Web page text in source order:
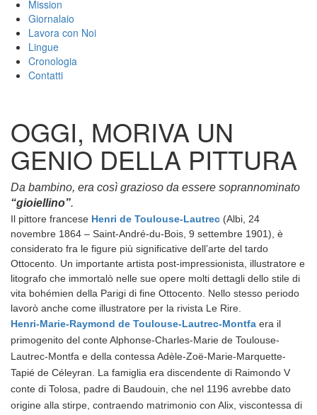
Mission
Giornalaio
Lavora con Noi
Lingue
Cronologia
Contatti
OGGI, MORIVA UN
GENIO DELLA PITTURA
Da bambino, era così grazioso da essere soprannominato
“gioiellino”.
Il pittore francese Henri de Toulouse-Lautrec (Albi, 24
novembre 1864 – Saint-André-du-Bois, 9 settembre 1901), è
considerato fra le figure più significative dell’arte del tardo
Ottocento. Un importante artista post-impressionista, illustratore e
litografo che immortalò nelle sue opere molti dettagli dello stile di
vita bohémien della Parigi di fine Ottocento. Nello stesso periodo
lavorò anche come illustratore per la rivista Le Rire.
Henri-Marie-Raymond de Toulouse-Lautrec-Montfa era il
primogenito del conte Alphonse-Charles-Marie de Toulouse-
Lautrec-Montfa e della contessa Adèle-Zoë-Marie-Marquette-
Tapié de Céleyran. La famiglia era discendente di Raimondo V
conte di Tolosa, padre di Baudouin, che nel 1196 avrebbe dato
origine alla stirpe, contraendo matrimonio con Alix, viscontessa di